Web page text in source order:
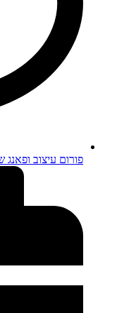
פורום עיצוב ופאנג